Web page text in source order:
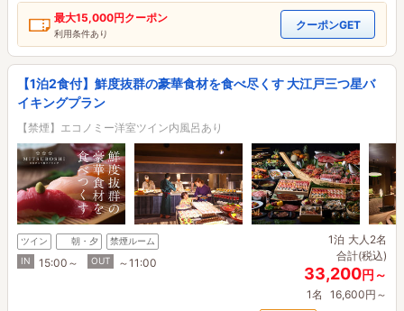
最大15,000円クーポン
利用条件あり
クーポンGET
【1泊2食付】鮮度抜群の豪華食材を食べ尽くす 大江戸三つ星バ
イキングプラン
【禁煙】エコノミー洋室ツイン内風呂あり
ツイン 朝・夕
禁煙ルーム
IN
15:00～ OUT ～11:00
1泊 大人2名
合計(税込)
33,200円～
1名 16,600円～